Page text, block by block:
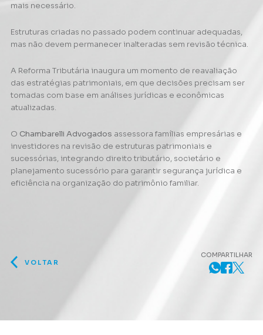
mais necessário.
Estruturas criadas no passado podem continuar adequadas,
mas não devem permanecer inalteradas sem revisão técnica.
A Reforma Tributária inaugura um momento de reavaliação
das estratégias patrimoniais, em que decisões precisam ser
tomadas com base em análises jurídicas e econômicas
atualizadas.
O Chambarelli Advogados assessora famílias empresárias e
investidores na revisão de estruturas patrimoniais e
sucessórias, integrando direito tributário, societário e
planejamento sucessório para garantir segurança jurídica e
eficiência na organização do patrimônio familiar.
VOLTAR
COMPARTILHAR